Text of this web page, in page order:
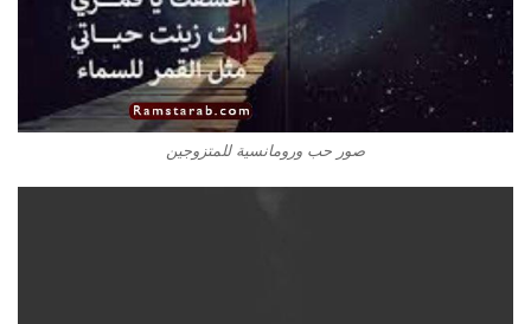
صور حب ورومانسية للمتزوجين